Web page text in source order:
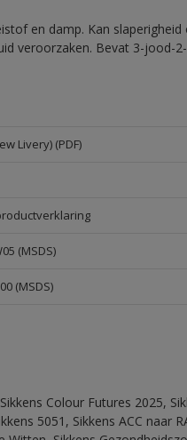
en damp. Kan
veroorzaken. Bevat 3-jood-
Livery) (PDF)
(MSDS)
(MSDS)
Colour Futures 2025,
5051, Sikkens ACC naar